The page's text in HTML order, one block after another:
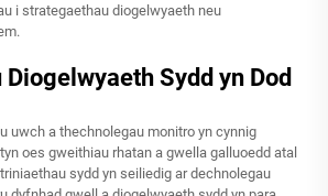
i strategaethau diogelwyaeth neu
Sydd yn Dod
uwch a thechnolegau monitro yn cynnig
oes gweithiau rhatan a gwella galluoedd atal
sydd yn seiliedig ar dechnolegau